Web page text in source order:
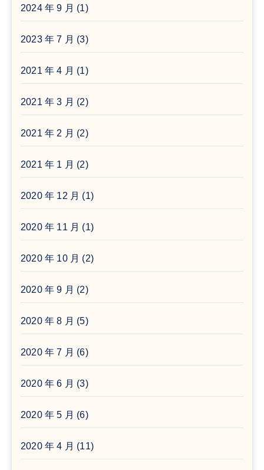
2024 年 9 月 (1)
2023 年 7 月 (3)
2021 年 4 月 (1)
2021 年 3 月 (2)
2021 年 2 月 (2)
2021 年 1 月 (2)
2020 年 12 月 (1)
2020 年 11 月 (1)
2020 年 10 月 (2)
2020 年 9 月 (2)
2020 年 8 月 (5)
2020 年 7 月 (6)
2020 年 6 月 (3)
2020 年 5 月 (6)
2020 年 4 月 (11)